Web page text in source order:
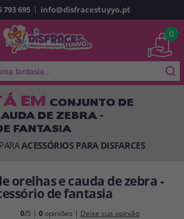
sou cliente
sua senha?
ENTRAR
É a minha primeira vez
Sou novo
793 695 | info@disfracestuyyo.pt
0
EM CONJUNTO DE
DE ZEBRA -
FANTASIA
ACESSÓRIOS PARA DISFARCES
orelhas e cauda de zebra -
de fantasia
0/5 |0 opiniões | Deixe sua opinião